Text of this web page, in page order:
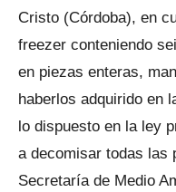
Cristo (Córdoba), en
freezer conteniendo
en piezas enteras,
haberlos adquirido en
lo dispuesto en la ley
a decomisar todas las
Secretaría de Medio